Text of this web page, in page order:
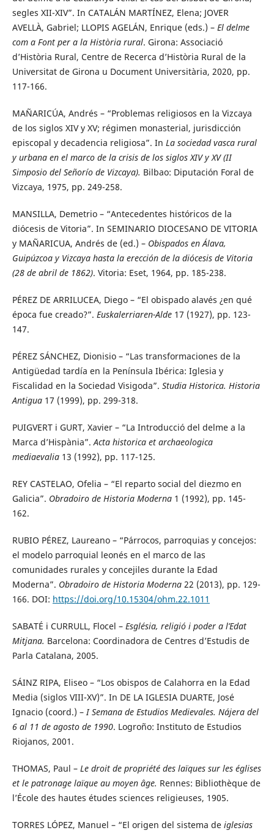
segles XII-XIV”. In CATALÁN MARTÍNEZ, Elena; JOVER
AVELLÀ, Gabriel; LLOPIS AGELÁN, Enrique (eds.) – El delme
com a Font per a la Història rural. Girona: Associació
d’Història Rural, Centre de Recerca d’Història Rural de la
Universitat de Girona u Document Universitària, 2020, pp.
117-166.
MAÑARICÚA, Andrés – “Problemas religiosos en la Vizcaya
de los siglos XIV y XV; régimen monasterial, jurisdicción
episcopal y decadencia religiosa”. In La sociedad vasca rural
y urbana en el marco de la crisis de los siglos XIV y XV (II
Simposio del Señorío de Vizcaya). Bilbao: Diputación Foral de
Vizcaya, 1975, pp. 249-258.
MANSILLA, Demetrio – “Antecedentes históricos de la
diócesis de Vitoria”. In SEMINARIO DIOCESANO DE VITORIA
y MAÑARICUA, Andrés de (ed.) – Obispados en Álava,
Guipúzcoa y Vizcaya hasta la erección de la diócesis de Vitoria
(28 de abril de 1862). Vitoria: Eset, 1964, pp. 185-238.
PÉREZ DE ARRILUCEA, Diego – “El obispado alavés ¿en qué
época fue creado?”. Euskalerriaren-Alde17 (1927), pp. 123-
147.
PÉREZ SÁNCHEZ, Dionisio – “Las transformaciones de la
Antigüedad tardía en la Península Ibérica: Iglesia y
Fiscalidad en la Sociedad Visigoda”. Studia Historica. Historia
Antigua17 (1999), pp. 299-318.
PUIGVERT i GURT, Xavier – “La Introducció del delme a la
Marca d’Hispània”.Acta historica et archaeologica
mediaevalia13 (1992), pp. 117-125.
REY CASTELAO, Ofelia – “El reparto social del diezmo en
Galicia”. Obradoiro de Historia Moderna1 (1992), pp. 145-
162.
RUBIO PÉREZ, Laureano – “Párrocos, parroquias y concejos:
el modelo parroquial leonés en el marco de las
comunidades rurales y concejiles durante la Edad
Moderna”. Obradoiro de Historia Moderna22 (2013), pp. 129-
166. DOI: https://doi.org/10.15304/ohm.22.1011
SABATÉ i CURRULL, Flocel – Església, religió i poder a l’Edat
Mitjana. Barcelona: Coordinadora de Centres d’Estudis de
Parla Catalana, 2005.
SÁINZ RIPA, Eliseo – “Los obispos de Calahorra en la Edad
Media (siglos VIII-XV)”. In DE LA IGLESIA DUARTE, José
Ignacio (coord.) –I Semana de Estudios Medievales. Nájera del
6 al 11 de agosto de 1990. Logroño: Instituto de Estudios
Riojanos, 2001.
THOMAS, Paul –Le droit de propriété des laïques sur les églises
et le patronage laïque au moyen âge. Rennes: Bibliothèque de
l’École des hautes études sciences religieuses, 1905.
TORRES LÓPEZ, Manuel – “El origen del sistema de iglesias